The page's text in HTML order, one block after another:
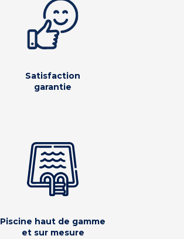
Satisfaction
garantie
Piscine haut de gamme
et sur mesure